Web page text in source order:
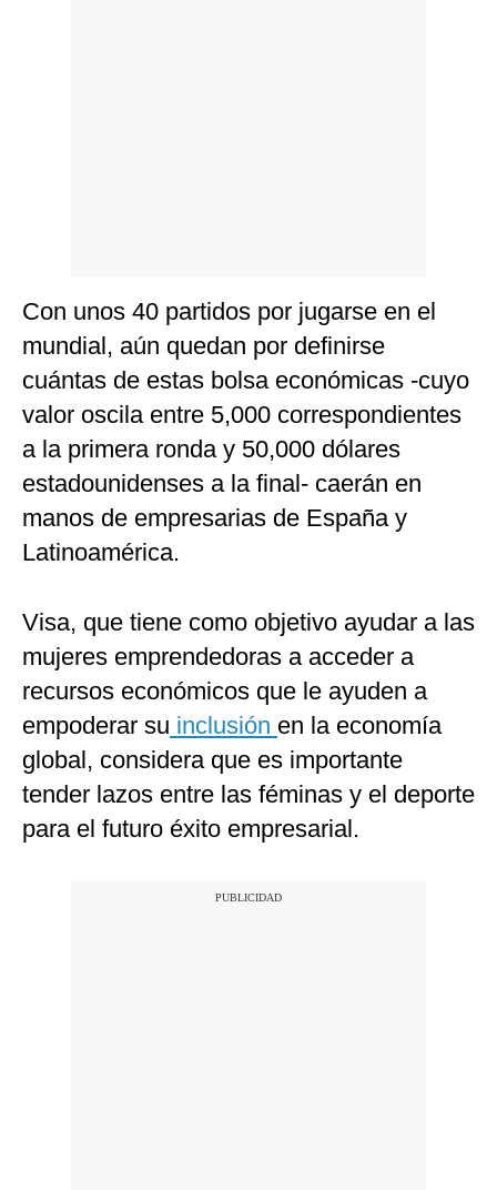
Con unos 40 partidos por jugarse en el
mundial, aún quedan por definirse
cuántas de estas bolsa económicas -cuyo
valor oscila entre 5,000 correspondientes
a la primera ronda y 50,000 dólares
estadounidenses a la final- caerán en
manos de empresarias de España y
Latinoamérica.
Visa, que tiene como objetivo ayudar a las
mujeres emprendedoras a acceder a
recursos económicos que le ayuden a
empoderar su inclusión en la economía
global, considera que es importante
tender lazos entre las féminas y el deporte
para el futuro éxito empresarial.